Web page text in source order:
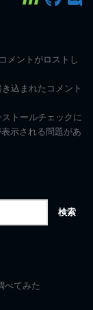
メントがロストし
き込まれたコメント
トールチェックに
示される問題があ
べてみた